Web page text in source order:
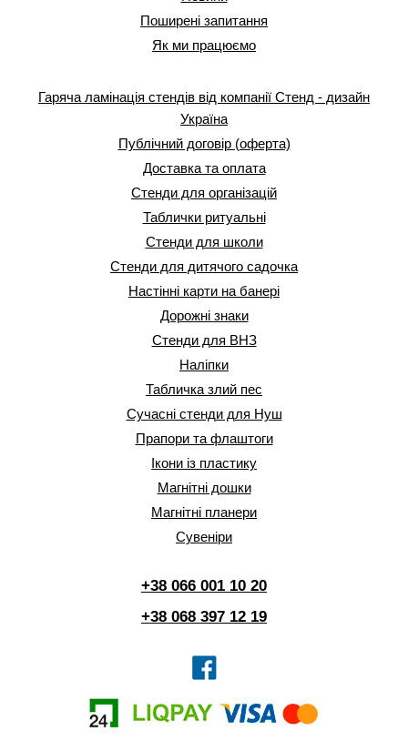
Поширені запитання
Як ми працюємо
Гаряча ламінація стендів від компанії Стенд - дизайн
Україна
Публічний договір (оферта)
Доставка та оплата
Стенди для організацій
Таблички ритуальні
Стенди для школи
Стенди для дитячого садочка
Настінні карти на банері
Дорожні знаки
Стенди для ВНЗ
Наліпки
Табличка злий пес
Сучасні стенди для Нуш
Прапори та флаштоги
Ікони із пластику
Магнітні дошки
Магнітні планери
Сувеніри
+38 066 001 10 20
+38 068 397 12 19